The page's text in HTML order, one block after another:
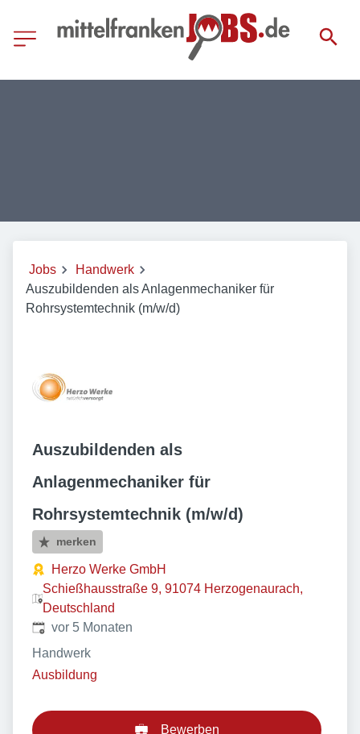
Jobs
Handwerk
Auszubildenden als Anlagenmechaniker für
Rohrsystemtechnik (m/w/d)
Auszubildenden als
Anlagenmechaniker für
Rohrsystemtechnik (m/w/d)
merken
Herzo Werke GmbH
Schießhausstraße 9, 91074 Herzogenaurach,
Deutschland
Veröffentlicht:
vor 5 Monaten
Handwerk
Ausbildung
Bewerben